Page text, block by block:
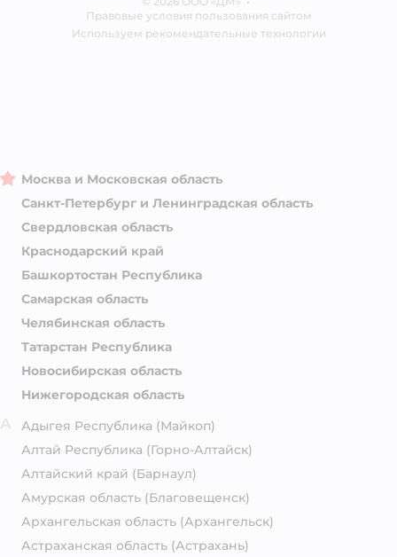
Правовые условия пользования сайтом
Используем рекомендательные технологии
Москва и Московская область
Санкт-Петербург и Ленинградская область
Свердловская область
Краснодарский край
Башкортостан Республика
Самарская область
Челябинская область
Татарстан Республика
Новосибирская область
Нижегородская область
Адыгея Республика (Майкоп)
Алтай Республика (Горно-Алтайск)
Алтайский край (Барнаул)
Амурская область (Благовещенск)
Архангельская область (Архангельск)
Астраханская область (Астрахань)